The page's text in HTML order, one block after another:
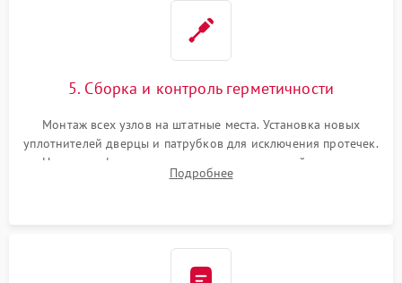
5. Сборка и контроль герметичности
Монтаж всех узлов на штатные места. Установка новых
уплотнителей дверцы и патрубков для исключения протечек.
Надежная фиксация хомутов гидравлической системы,
сборка корпуса и установка датчика поплавка.
Подробнее